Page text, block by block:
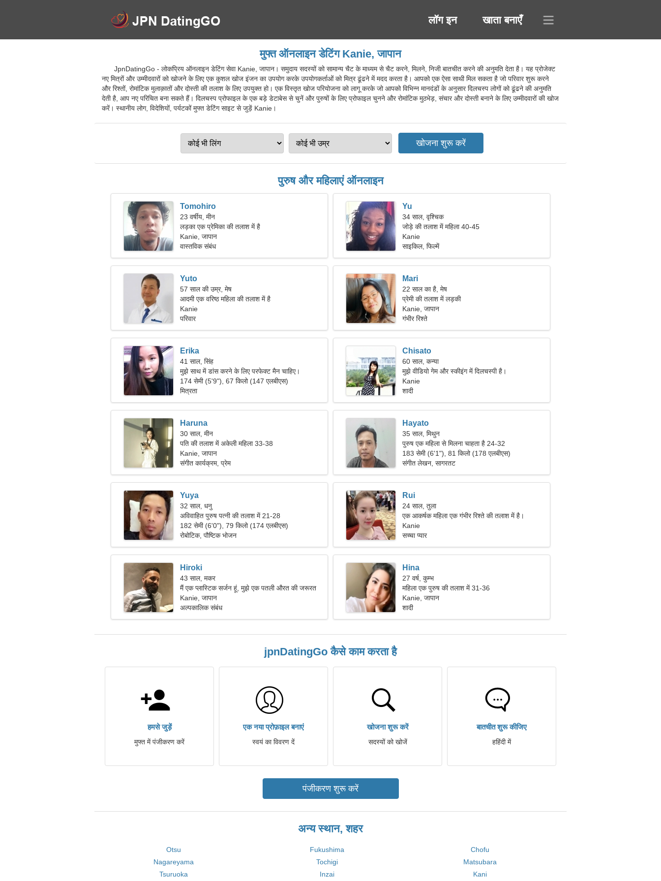
लॉग इन खाता बनाएँ
मुफ्त ऑनलाइन डेटिंग Kanie, जापान
JpnDatingGo - लोकप्रिय ऑनलाइन डेटिंग सेवा Kanie, जापान। समुदाय सदस्यों को सामान्य चैट के माध्यम से चैट करने, मिलने, निजी बातचीत करने की अनुमति देता है। यह प्रोजेक्ट
नए मित्रों और उम्मीदवारों को खोजने के लिए एक कुशल खोज इंजन का उपयोग करके उपयोगकर्ताओं को मित्र ढूंढने में मदद करता है। आपको एक ऐसा साथी मिल सकता है जो परिवार शुरू करने
और रिश्तों, रोमांटिक मुलाक़ातों और दोस्ती की तलाश के लिए उपयुक्त हो। एक विस्तृत खोज परियोजना को लागू करके जो आपको विभिन्न मानदंडों के अनुसार दिलचस्प लोगों को ढूंढने की अनुमति
देती है, आप नए परिचित बना सकते हैं। दिलचस्प प्रोफाइल के एक बड़े डेटाबेस से चुनें और पुरुषों के लिए प्रोफाइल चुनने और रोमांटिक मुठभेड़, संचार और दोस्ती बनाने के लिए उम्मीदवारों की खोज
करें। स्थानीय लोग, विदेशियों, पर्यटकों मुफ्त डेटिंग साइट से जुड़ें Kanie।
पुरुष और महिलाएं ऑनलाइन
Tomohiro
23 वर्षीय, मीन
लड़का एक प्रेमिका की तलाश में है
Kanie, जापान
वास्तविक संबंध
Yu
34 साल, वृश्चिक
जोड़े की तलाश में महिला 40-45
Kanie
साइकिल, फिल्में
Yuto
57 साल की उम्र, मेष
आदमी एक वरिष्ठ महिला की तलाश में है
Kanie
परिवार
Mari
22 साल का है, मेष
प्रेमी की तलाश में लड़की
Kanie, जापान
गंभीर रिश्ते
Erika
41 साल, सिंह
मुझे साथ में डांस करने के लिए परफेक्ट मैन चाहिए।
174 सेमी (5'9"), 67 किलो (147 एलबीएस)
मित्रता
Chisato
60 साल, कन्या
मुझे वीडियो गेम और स्कीइंग में दिलचस्पी है।
Kanie
शादी
Haruna
30 साल, मीन
पति की तलाश में अकेली महिला 33-38
Kanie, जापान
संगीत कार्यक्रम, प्रेम
Hayato
35 साल, मिथुन
पुरुष एक महिला से मिलना चाहता है 24-32
183 सेमी (6'1"), 81 किलो (178 एलबीएस)
संगीत लेखन, सागरतट
Yuya
32 साल, धनु
अविवाहित पुरुष पत्नी की तलाश में 21-28
182 सेमी (6'0"), 79 किलो (174 एलबीएस)
रोबोटिक, पौष्टिक भोजन
Rui
24 साल, तुला
एक आकर्षक महिला एक गंभीर रिश्ते की तलाश में है।
Kanie
सच्चा प्यार
Hiroki
43 साल, मकर
मैं एक प्लास्टिक सर्जन हूं, मुझे एक पतली औरत की जरूरत
है।
Kanie, जापान
अल्पकालिक संबंध
Hina
27 वर्ष, कुम्भ
महिला एक पुरुष की तलाश में 31-36
Kanie, जापान
शादी
jpnDatingGo कैसे काम करता है
हमसे जुड़ें
मुफ्त में पंजीकरण करें
एक नया प्रोफ़ाइल बनाएं
स्वयं का विवरण दें
खोजना शुरू करें
सदस्यों को खोजें
बातचीत शुरू कीजिए
हहिंदी में
पंजीकरण शुरू करें
अन्य स्थान, शहर
Otsu Fukushima
Chofu
Nagareyama
Tochigi
Matsubara
Tsuruoka
Inzai Kani